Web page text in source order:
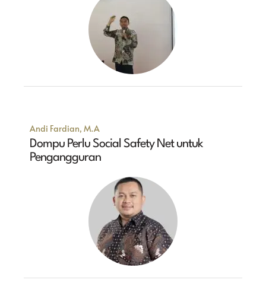
Andi Fardian, M.A
Dompu Perlu Social Safety Net untuk
Pengangguran